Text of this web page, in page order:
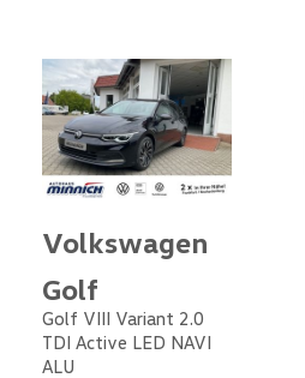
Volkswagen
Golf
Golf VIII Variant 2.0
TDI Active LED NAVI
ALU